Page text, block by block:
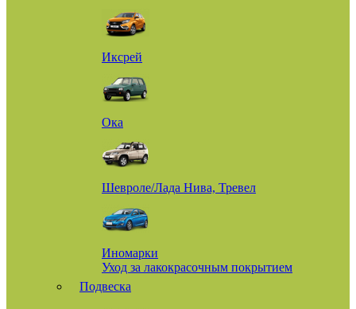
Иксрей
Ока
Шевроле/Лада Нива, Тревел
Иномарки
Уход за лакокрасочным покрытием
Подвеска